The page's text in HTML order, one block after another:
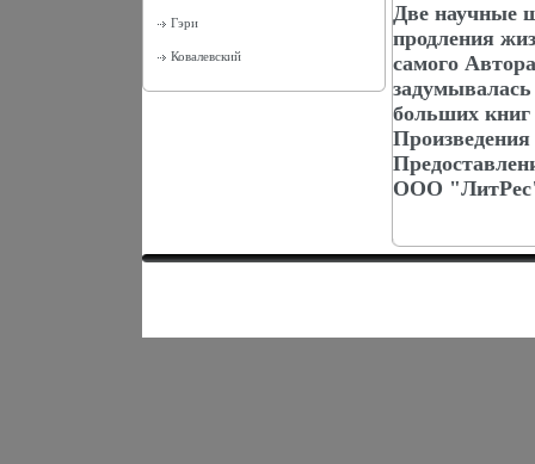
Гэри
Ковалевский
Две научные
продления
самого
больших
ООО